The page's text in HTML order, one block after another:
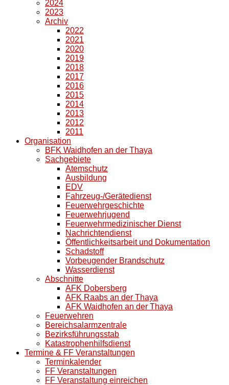
2024
2023
Archiv
2022
2021
2020
2019
2018
2017
2016
2015
2014
2013
2012
2011
Organisation
BFK Waidhofen an der Thaya
Sachgebiete
Atemschutz
Ausbildung
EDV
Fahrzeug-/Gerätedienst
Feuerwehrgeschichte
Feuerwehrjugend
Feuerwehrmedizinischer Dienst
Nachrichtendienst
Öffentlichkeitsarbeit und Dokumentation
Schadstoff
Vorbeugender Brandschutz
Wasserdienst
Abschnitte
AFK Dobersberg
AFK Raabs an der Thaya
AFK Waidhofen an der Thaya
Feuerwehren
Bereichsalarmzentrale
Bezirksführungsstab
Katastrophenhilfsdienst
Termine & FF Veranstaltungen
Terminkalender
FF Veranstaltungen
FF Veranstaltung einreichen